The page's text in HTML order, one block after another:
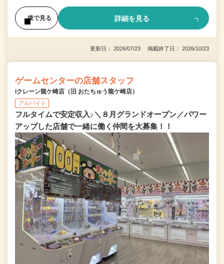
後で見る 詳細を見る
更新日： 2026/07/23 掲載終了日： 2026/10/23
ゲームセンターの店舗スタッフ
iクレーン龍ケ崎店（旧 おたちゅう龍ケ崎店）
アルバイト
フルタイムで安定収入♪＼８月グランドオープン／パワー
アップした店舗で一緒に働く仲間を大募集！！